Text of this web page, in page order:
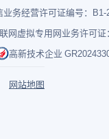
业务经营许可证编号：B1-
网虚拟专用网业务许可证
高新技术企业
网站地图